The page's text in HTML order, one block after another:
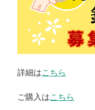
詳細はこちら
ご購入はこちら